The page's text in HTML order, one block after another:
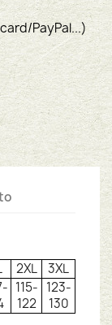
PayPal...)
2XL
3XL
115-
122
123-
130